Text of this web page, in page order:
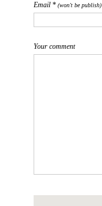
Email * (won't be publish)
Your comment